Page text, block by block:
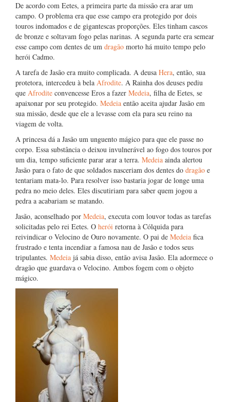
De acordo com Eetes, a primeira parte da missão era arar um
campo. O problema era que esse campo era protegido por dois
touros indomados e de gigantescas proporções. Eles tinham cascos
de bronze e soltavam fogo pelas narinas. A segunda parte era semear
esse campo com dentes de um dragão morto há muito tempo pelo
herói Cadmo.
A tarefa de Jasão era muito complicada. A deusa Hera, então, sua
protetora, intercedeu à bela Afrodite. A Rainha dos deuses pediu
que Afrodite convencesse Eros a fazer Medeia, filha de Eetes, se
apaixonar por seu protegido. Medeia então aceita ajudar Jasão em
sua missão, desde que ele a levasse com ela para seu reino na
viagem de volta.
A princesa dá a Jasão um unguento mágico para que ele passe no
corpo. Essa substância o deixou invulnerável ao fogo dos touros por
um dia, tempo suficiente parar arar a terra. Medeia ainda alertou
Jasão para o fato de que soldados nasceriam dos dentes do dragão e
tentariam mata-lo. Para resolver isso bastaria jogar de longe uma
pedra no meio deles. Eles discutiriam para saber quem jogou a
pedra a acabariam se matando.
Jasão, aconselhado por Medeia, executa com louvor todas as tarefas
solicitadas pelo rei Eetes. O herói retorna à Cólquida para
reivindicar o Velocino de Ouro novamente. O pai de Medeia fica
frustrado e tenta incendiar a famosa nau de Jasão e todos seus
tripulantes. Medeia já sabia disso, então avisa Jasão. Ela adormece o
dragão que guardava o Velocino. Ambos fogem com o objeto
mágico.